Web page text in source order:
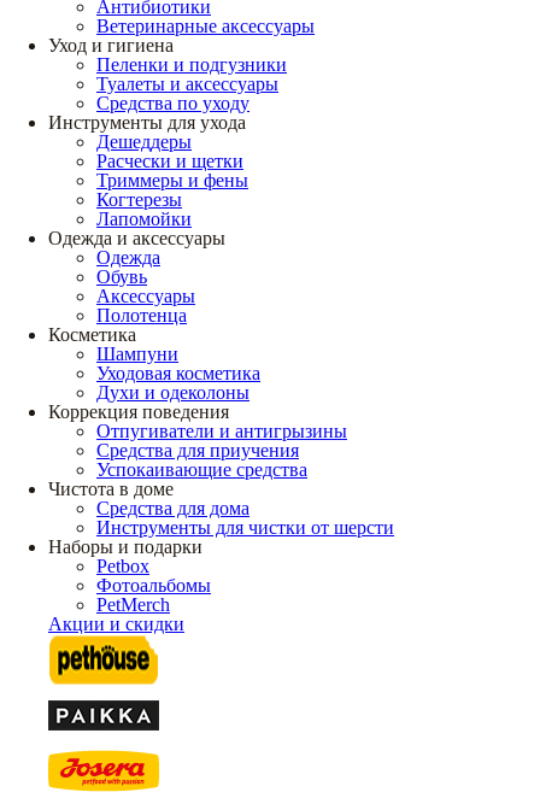
Антибиотики
Ветеринарные аксессуары
Уход и гигиена
Пеленки и подгузники
Туалеты и аксессуары
Средства по уходу
Инструменты для ухода
Дешеддеры
Расчески и щетки
Триммеры и фены
Когтерезы
Лапомойки
Одежда и аксессуары
Одежда
Обувь
Аксессуары
Полотенца
Косметика
Шампуни
Уходовая косметика
Духи и одеколоны
Коррекция поведения
Отпугиватели и антигрызины
Средства для приучения
Успокаивающие средства
Чистота в доме
Средства для дома
Инструменты для чистки от шерсти
Наборы и подарки
Petbox
Фотоальбомы
PetMerch
Акции и скидки